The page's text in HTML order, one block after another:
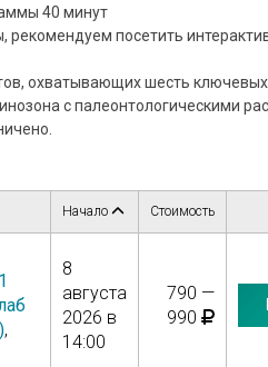
40 минут
рекомендуем посетить
охватывающих шесть
с палеонтологическими
Начало Стоимость
,
8
августа
2026 в
14:00
790 —
990